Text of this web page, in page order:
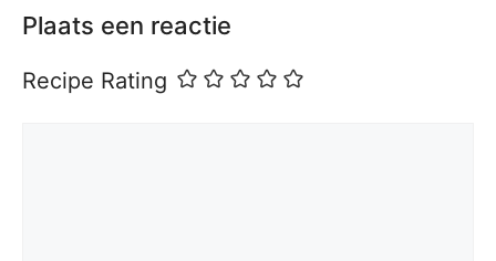
Plaats een reactie
Recipe Rating